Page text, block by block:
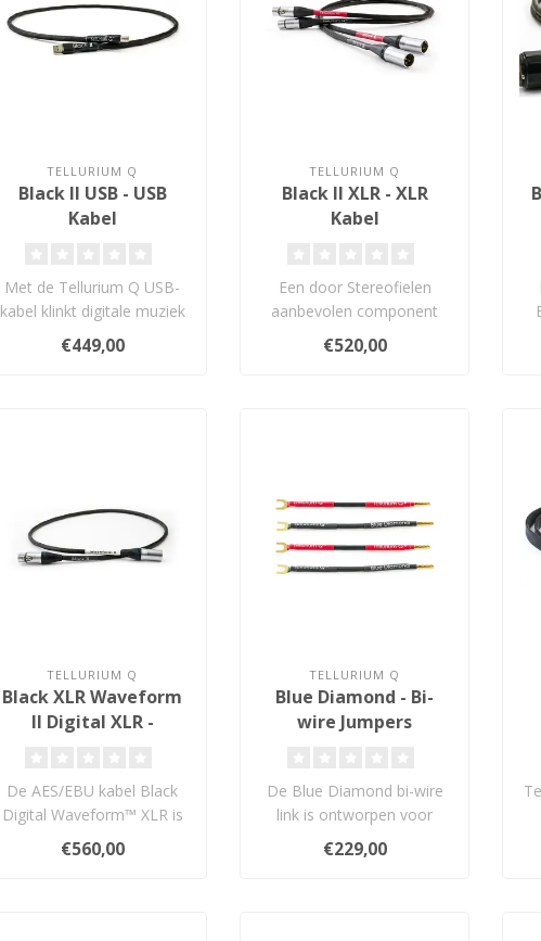
TELLURIUM Q
Black II USB - USB
Kabel
Met de Tellurium Q USB-
kabel klinkt digitale muziek
– zelfs Apple lossless –..
€449,00
TELLURIUM Q
Black II XLR - XLR
Kabel
Een door Stereofielen
aanbevolen component
2016, Hi Fi + kabel van het
jaar en e..
€520,00
TELLURIUM Q
Black XLR Waveform
II Digital XLR -
De AES/EBU kabel Black
Digital Waveform™ XLR is
anders ontworpen dan je
zou ve..
€560,00
TELLURIUM Q
Blue Diamond - Bi-
wire Jumpers
De Blue Diamond bi-wire
link is ontworpen voor
gebruik met Tellurium Q
Blue Diam..
€229,00